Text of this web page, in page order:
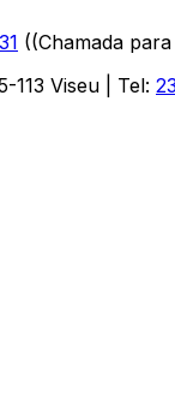
((Chamada
113 Viseu | Tel: